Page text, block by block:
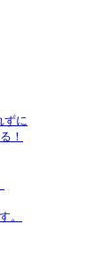
ずに
！
。